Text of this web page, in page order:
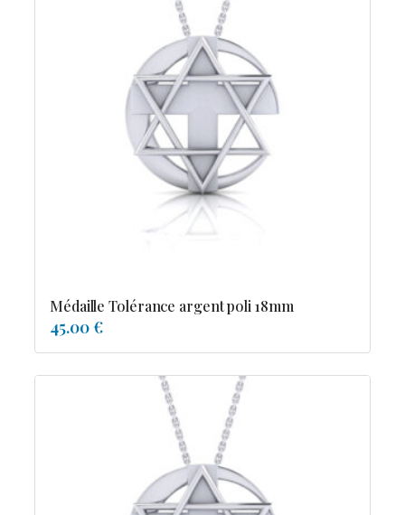
Médaille Tolérance argent poli 18mm
45.00 €